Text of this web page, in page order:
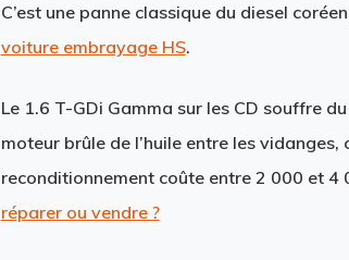
C’est une panne classique du diesel
voiture embrayage HS.
Le 1.6 T-GDi Gamma sur les CD souffre
moteur brûle de l’huile entre les vidanges,
reconditionnement coûte entre 2 000 et
réparer ou vendre ?